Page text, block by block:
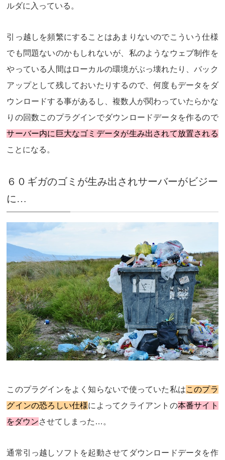
ルダに入っている。
引っ越しを頻繁にすることはあまりないのでこういう仕様
でも問題ないのかもしれないが、私のようなウェブ制作を
やっている人間はローカルの環境がぶっ壊れたり、バック
アップとして残しておいたりするので、何度もデータをダ
ウンロードする事があるし、複数人が関わっていたらかな
りの回数このプラグインでダウンロードデータを作るので
サーバー内に巨大なゴミデータが生み出されて放置される
ことになる。
６０ギガのゴミが生み出されサーバーがビジー
に…
このプラグインをよく知らないで使っていた私はこのプラ
グインの恐ろしい仕様によってクライアントの本番サイト
をダウンさせてしまった…。
通常引っ越しソフトを起動させてダウンロードデータを作